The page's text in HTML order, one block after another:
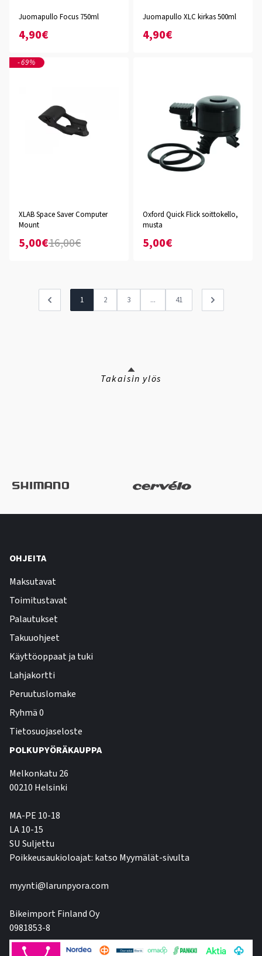
Juomapullo Focus 750ml
4,90€
Juomapullo XLC kirkas 500ml
4,90€
-69%
XLAB Space Saver Computer
Mount
5,00€16,00€
Oxford Quick Flick soittokello,
musta
5,00€
1 2 3 ... 41
Takaisin ylös
OHJEITA
Maksutavat
Toimitustavat
Palautukset
Takuuohjeet
Käyttöoppaat ja tuki
Lahjakortti
Peruutuslomake
Ryhmä 0
Tietosuojaseloste
POLKUPYÖRÄKAUPPA
Melkonkatu 26
00210 Helsinki
MA-PE 10-18
LA 10-15
SU Suljettu
Poikkeusaukioloajat: katso Myymälät-sivulta
myynti@larunpyora.com
Bikeimport Finland Oy
0981853-8